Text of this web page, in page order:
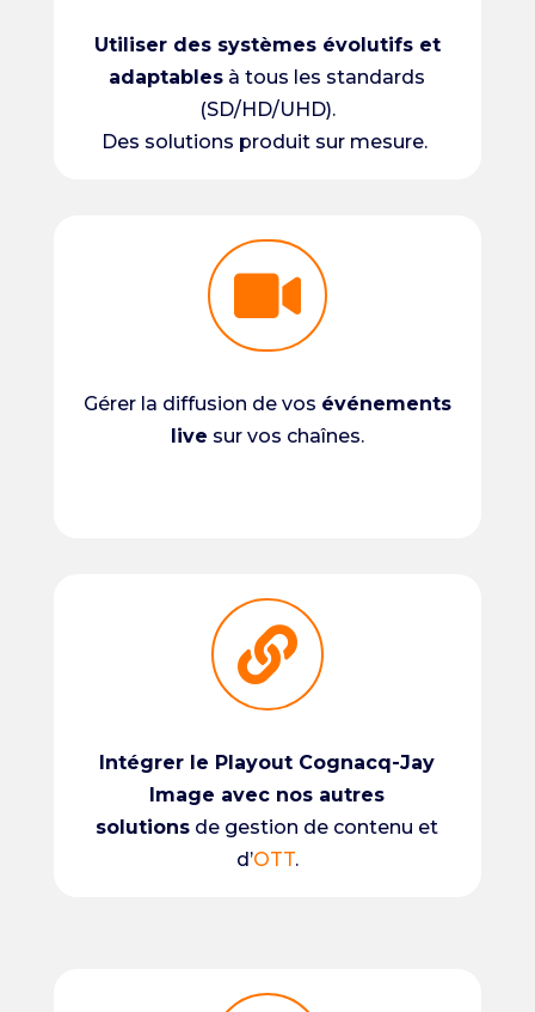
Utiliser des systèmes évolutifs et
adaptables à tous les standards
(SD/HD/UHD).
Des solutions produit sur mesure.

Gérer la diffusion de vos événements
live sur vos chaînes.

Intégrer le Playout Cognacq-Jay
Image avec nos autres
solutions de gestion de contenu et
d’OTT.